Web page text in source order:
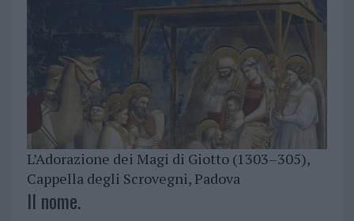
L’Adorazione dei Magi di Giotto (1303–305),
Cappella degli Scrovegni, Padova
Il nome.